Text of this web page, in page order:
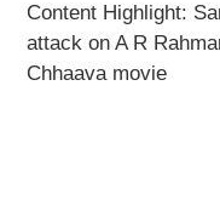
Content Highlight:
attack on A R
Chhaava movie